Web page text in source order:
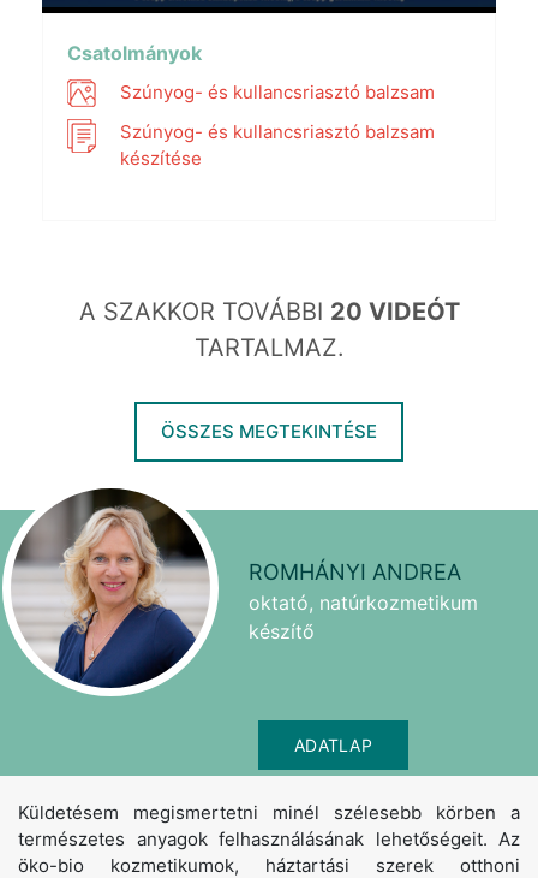
Play Mute Settings
PIP Enter
Csatolmányok
Szúnyog- és kullancsriasztó balzsam
Szúnyog- és kullancsriasztó balzsam
készítése
A SZAKKOR TOVÁBBI 20 VIDEÓT
TARTALMAZ.
ÖSSZES MEGTEKINTÉSE
ROMHÁNYI ANDREA
oktató, natúrkozmetikum
készítő
ADATLAP
Küldetésem megismertetni minél szélesebb körben a
természetes anyagok felhasználásának lehetőségeit. Az
öko-bio kozmetikumok, háztartási szerek otthoni